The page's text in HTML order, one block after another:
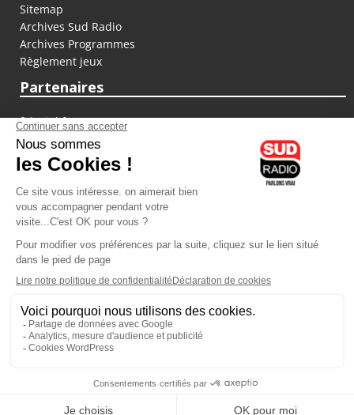
Sitemap
Archives Sud Radio
Archives Programmes
Règlement jeux
Partenaires
fiducial.fr
lyoncapitale.fr
olympique-et-lyonnais.com
L'application Iphone / Android
Téléchargez l'application
Les cookies
Gestion des cookies
Crédit photos : ©Sud Radio / Pierre Olivier
Judith Beller
Jacques Pessis